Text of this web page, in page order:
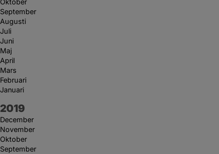
Oktober
September
Augusti
Juli
Juni
Maj
April
Mars
Februari
Januari
År:
2019
December
November
Oktober
September